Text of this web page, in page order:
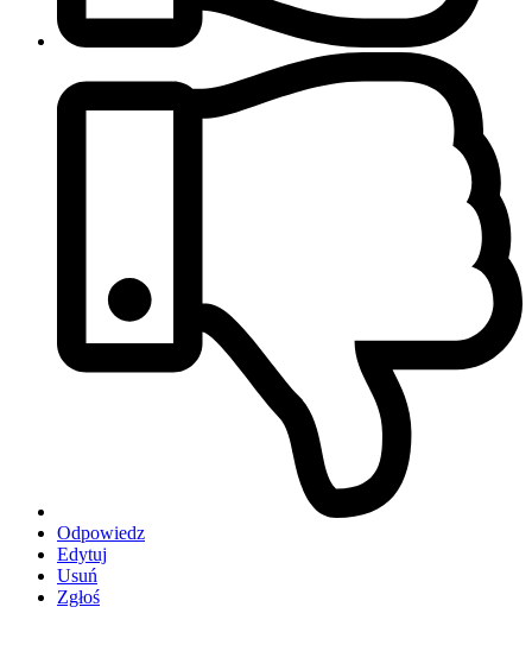
Odpowiedz
Edytuj
Usuń
Zgłoś